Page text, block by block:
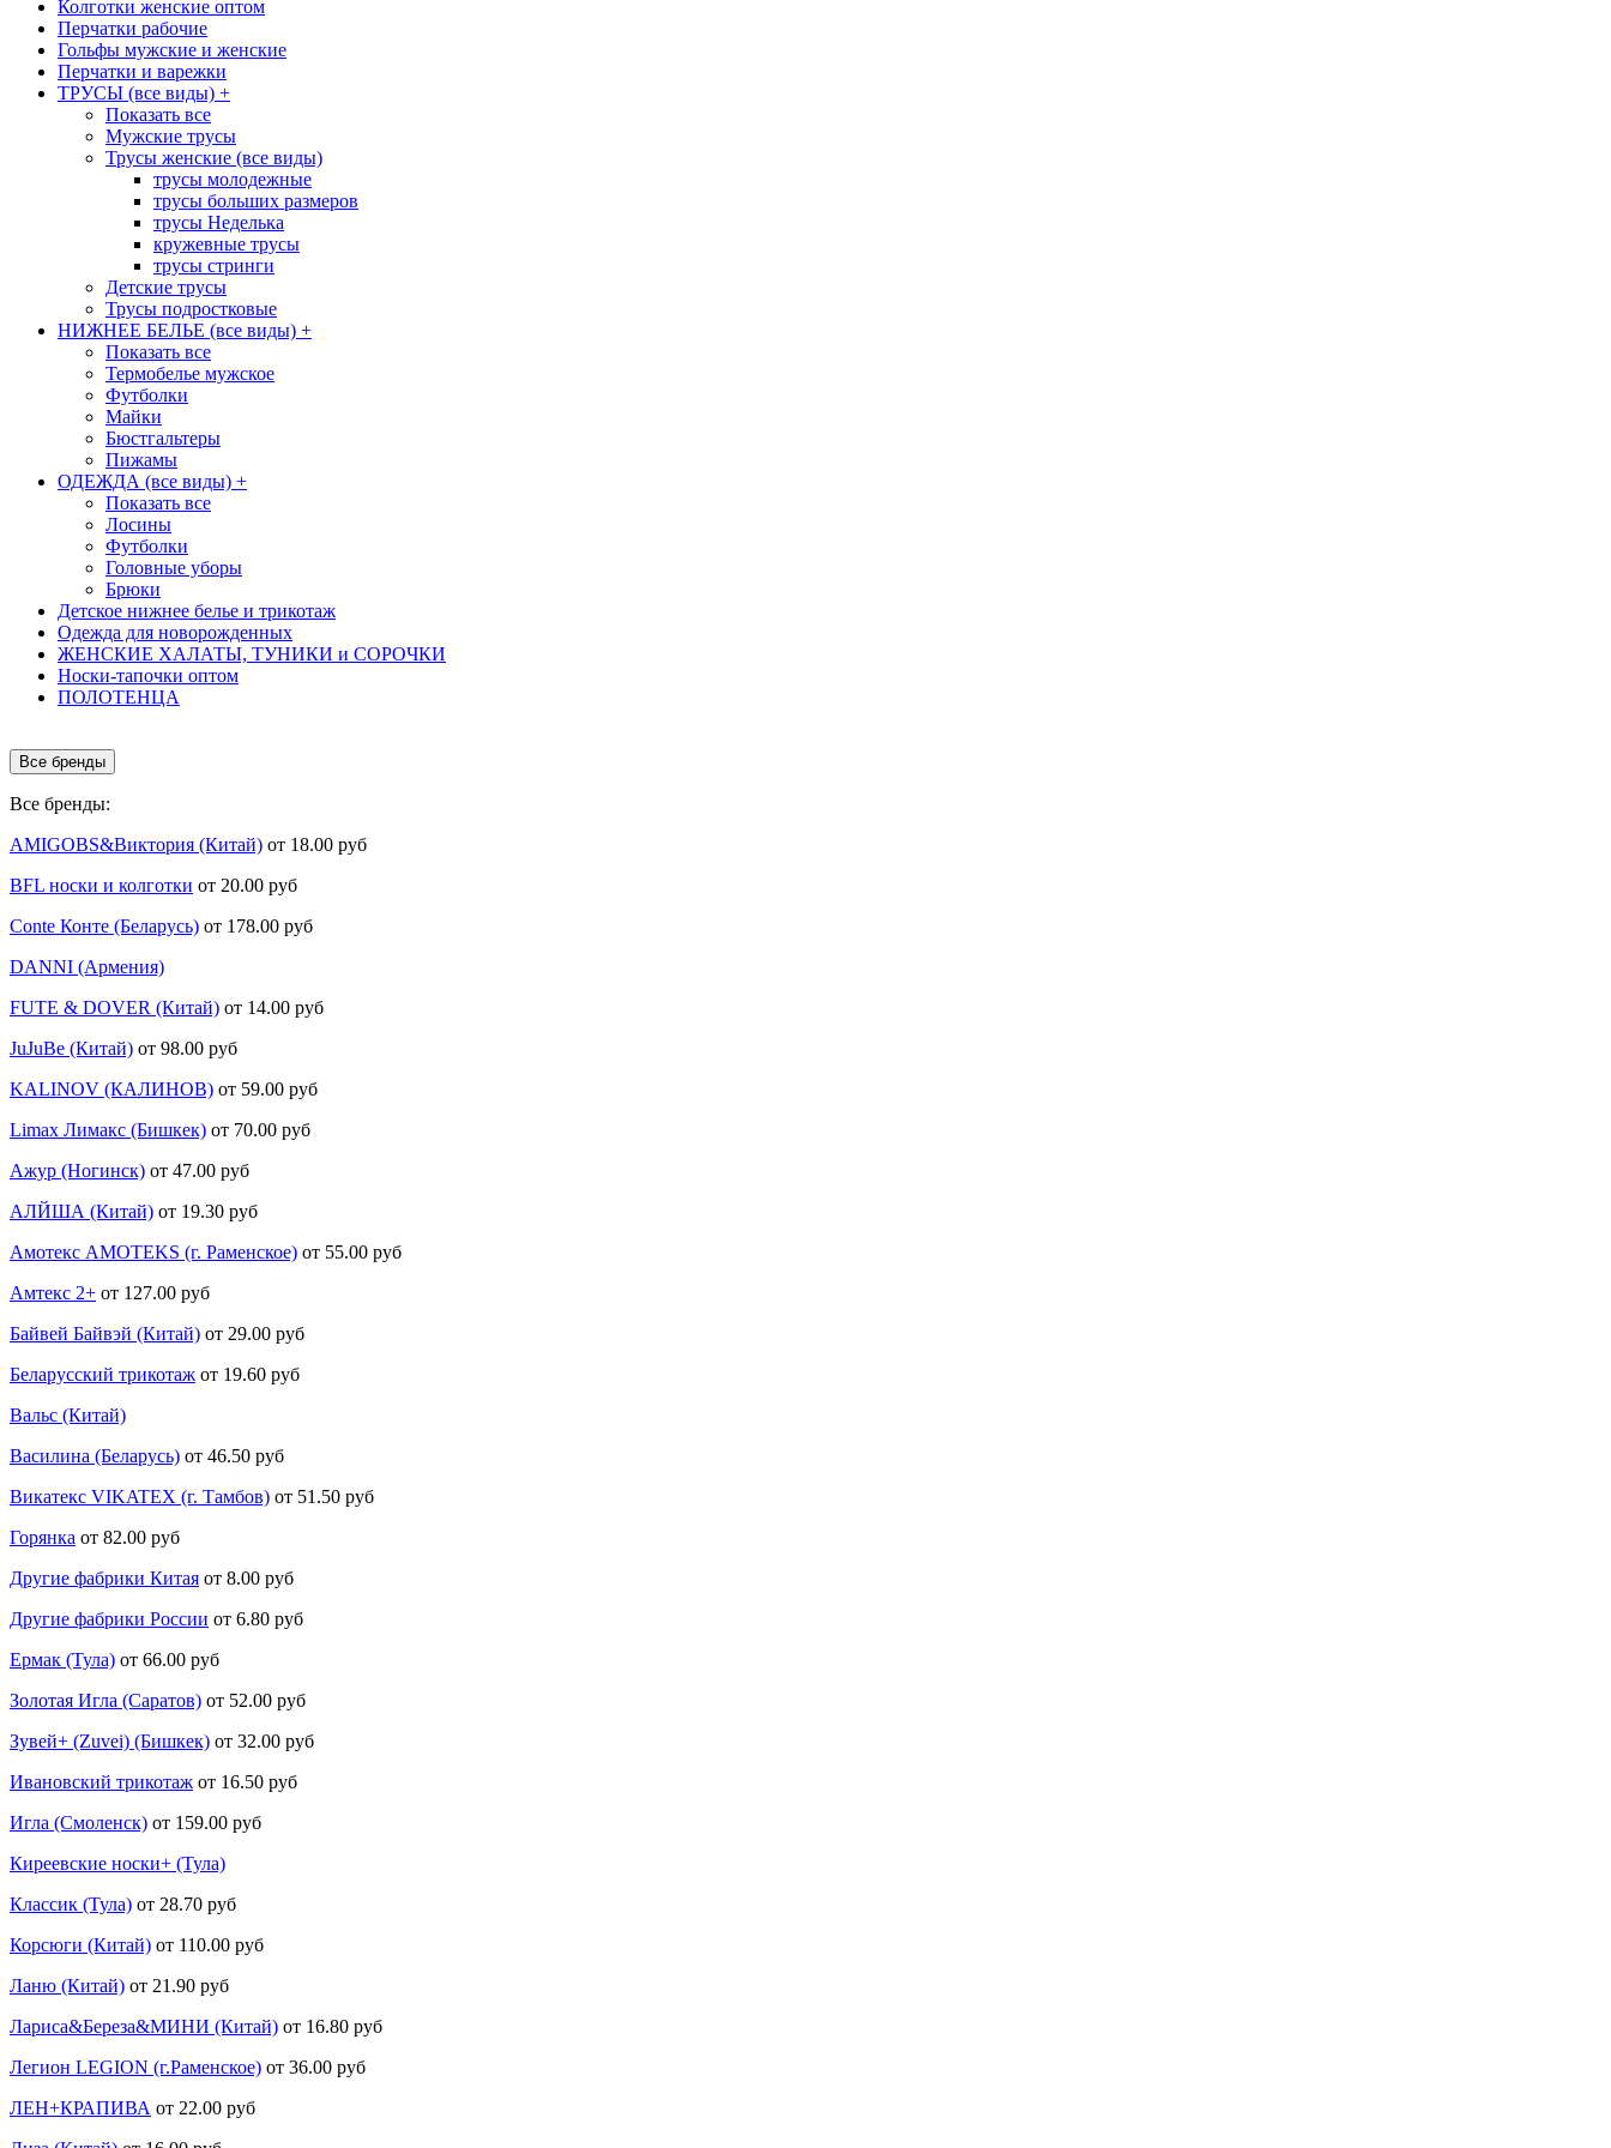
Колготки женские оптом
Перчатки рабочие
Гольфы мужские и женские
Перчатки и варежки
ТРУСЫ (все виды) +
Показать все
Мужские трусы
Трусы женские (все виды)
трусы молодежные
трусы больших размеров
трусы Неделька
кружевные трусы
трусы стринги
Детские трусы
Трусы подростковые
НИЖНЕЕ БЕЛЬЕ (все виды) +
Показать все
Термобелье мужское
Футболки
Майки
Бюстгальтеры
Пижамы
ОДЕЖДА (все виды) +
Показать все
Лосины
Футболки
Головные уборы
Брюки
Детское нижнее белье и трикотаж
Одежда для новорожденных
ЖЕНСКИЕ ХАЛАТЫ, ТУНИКИ и СОРОЧКИ
Носки-тапочки оптом
ПОЛОТЕНЦА
Все бренды
Все бренды:
AMIGOBS&Виктория (Китай) от 18.00 руб
BFL носки и колготки от 20.00 руб
Conte Конте (Беларусь) от 178.00 руб
DANNI (Армения)
FUTE & DOVER (Китай) от 14.00 руб
JuJuBe (Китай) от 98.00 руб
KALINOV (КАЛИНОВ) от 59.00 руб
Limax Лимакс (Бишкек) от 70.00 руб
Ажур (Ногинск) от 47.00 руб
АЛЙША (Китай) от 19.30 руб
Амотекс AMOTEKS (г. Раменское) от 55.00 руб
Амтекс 2+ от 127.00 руб
Байвей Байвэй (Китай) от 29.00 руб
Беларусский трикотаж от 19.60 руб
Вальс (Китай)
Василина (Беларусь) от 46.50 руб
Викатекс VIKATEX (г. Тамбов) от 51.50 руб
Горянка от 82.00 руб
Другие фабрики Китая от 8.00 руб
Другие фабрики России от 6.80 руб
Ермак (Тула) от 66.00 руб
Золотая Игла (Саратов) от 52.00 руб
Зувей+ (Zuvei) (Бишкек) от 32.00 руб
Ивановский трикотаж от 16.50 руб
Игла (Смоленск) от 159.00 руб
Киреевские носки+ (Тула)
Классик (Тула) от 28.70 руб
Корсюги (Китай) от 110.00 руб
Ланю (Китай) от 21.90 руб
Лариса&Береза&МИНИ (Китай) от 16.80 руб
Легион LEGION (г.Раменское) от 36.00 руб
ЛЕН+КРАПИВА от 22.00 руб